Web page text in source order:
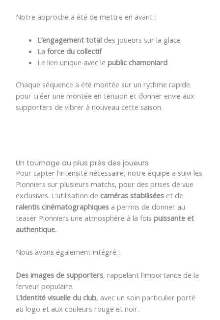
Notre approche a été de mettre en avant :
L’engagement total des joueurs sur la glace
Laforce du collectif
Le lien unique avec lepublic chamoniard
Chaque séquence a été montée sur un rythme rapide
pour créer une montée en tension et donner envie aux
supporters de vibrer à nouveau cette saison.
Un tournage au plus près des joueurs
Pour capter l’intensité nécessaire, notre équipe a suivi les
Pionniers sur plusieurs matchs, pour des prises de vue
exclusives. L’utilisation de caméras stabilisées et de
ralentis cinématographiques a permis de donner au
teaser Pionniers une atmosphère à la foispuissante et
authentique.
Nous avons également intégré :
Des images de supporters, rappelant l’importance de la
ferveur populaire.
L’identité visuelle du club, avec un soin particulier porté
au logo et aux couleurs rouge et noir.